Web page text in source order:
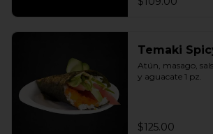
Temaki
Atún, masago,
y aguacate 1 pz.
$125.00